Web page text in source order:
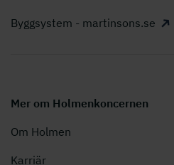
Byggsystem - martinsons.se
Mer om Holmenkoncernen
Om Holmen
Karriär